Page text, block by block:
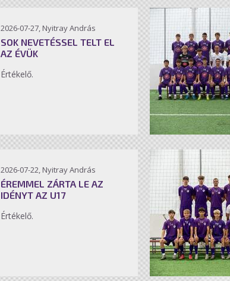
2026-07-27, Nyitray András
SOK NEVETÉSSEL TELT EL
AZ ÉVÜK
Értékelő.
2026-07-22, Nyitray András
ÉREMMEL ZÁRTA LE AZ
IDÉNYT AZ U17
Értékelő.